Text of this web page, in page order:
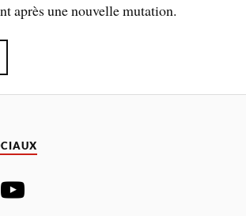
après une nouvelle mutation.